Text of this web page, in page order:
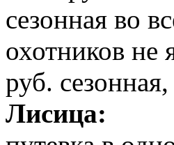
сезонная во
охотников не
руб.
Лисица: